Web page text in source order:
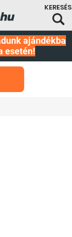
ajándékba
esetén!